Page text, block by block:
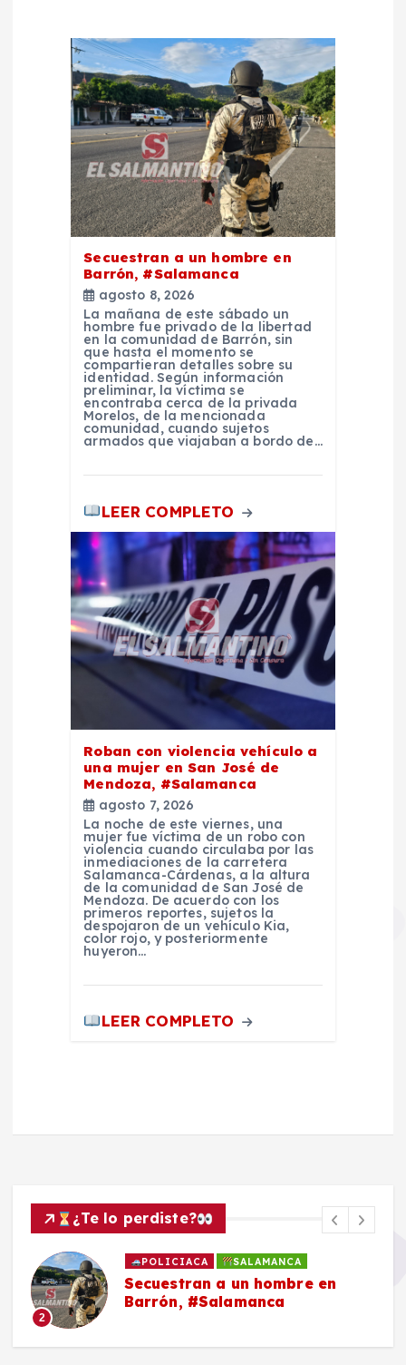
Secuestran a un hombre en
Barrón, #Salamanca
agosto 8, 2026
La mañana de este sábado un
hombre fue privado de la libertad
en la comunidad de Barrón, sin
que hasta el momento se
compartieran detalles sobre su
identidad. Según información
preliminar, la víctima se
encontraba cerca de la privada
Morelos, de la mencionada
comunidad, cuando sujetos
armados que viajaban a bordo de…
LEER COMPLETO
Roban con violencia vehículo a
una mujer en San José de
Mendoza, #Salamanca
agosto 7, 2026
La noche de este viernes, una
mujer fue víctima de un robo con
violencia cuando circulaba por las
inmediaciones de la carretera
Salamanca-Cárdenas, a la altura
de la comunidad de San José de
Mendoza. De acuerdo con los
primeros reportes, sujetos la
despojaron de un vehículo Kia,
color rojo, y posteriormente
huyeron…
LEER COMPLETO
¿Te lo perdiste?
2
POLICIACA SALAMANCA
Secuestran a un hombre en
Barrón, #Salamanca